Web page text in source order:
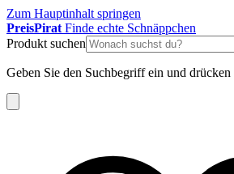
Zum Hauptinhalt springen
PreisPirat Finde echte Schnäppchen
Produkt suchen
Geben Sie den Suchbegriff ein und drücken